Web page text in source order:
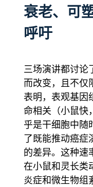
衰老、可
呼吁
三场演讲都讨论
而改变，且不仅
表明，表观基因
命相关（小鼠快
乎是干细胞中随
了既能推动癌症
的差异。这种速
在小鼠和灵长类
炎症和微生物组